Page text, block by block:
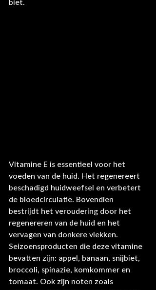
biet.
Vitamine E is essentieel voor het
voeden van de huid. Het regenereert
beschadigd huidweefsel en verbetert
de bloedcirculatie. Bovendien
bestrijdt het veroudering door het
regenereren van de huid en het
vervagen van donkere vlekken.
Seizoensproducten die deze vitamine
bevatten zijn: appel, banaan, snijbiet,
broccoli, spinazie, komkommer en
tomaat. Ook zijn noten zoals